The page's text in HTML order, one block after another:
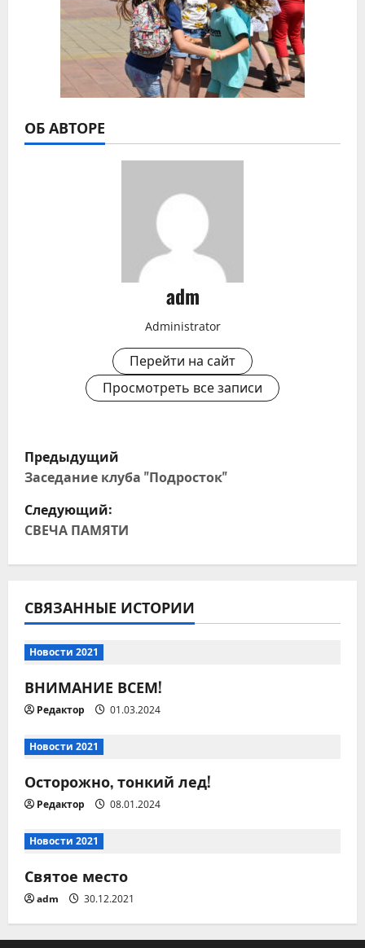
ОБ АВТОРЕ
adm
Administrator
Перейти на сайт
Просмотреть все записи
Н
а
в
а
ц
и
я
п
о
з
а
п
и
Предыдущий
Заседание клуба "Подросток"
Следующий:
СВЕЧА ПАМЯТИ
СВЯЗАННЫЕ ИСТОРИИ
Новости 2021
ВНИМАНИЕ ВСЕМ!
Редактор 01.03.2024
Новости 2021
Осторожно, тонкий лед!
Редактор 08.01.2024
Новости 2021
Святое место
adm 30.12.2021